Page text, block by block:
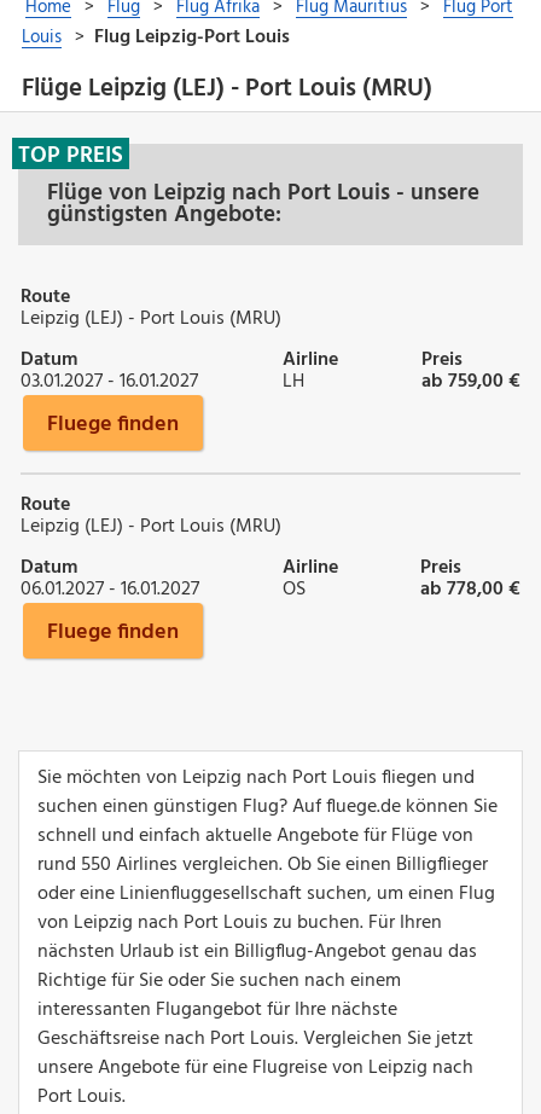
Flüge Leipzig (LEJ) - Port Louis (MRU)
Flüge von Leipzig nach Port Louis - unsere
günstigsten Angebote:
TOP PREIS
Route
Leipzig (LEJ) - Port Louis (MRU)
Datum
03.01.2027 - 16.01.2027
Airline
LH
Preis
ab 759,00 €
Fluege finden
Route
Leipzig (LEJ) - Port Louis (MRU)
Datum
06.01.2027 - 16.01.2027
Airline
OS
Preis
ab 778,00 €
Fluege finden
Sie möchten von Leipzig nach Port Louis fliegen und
suchen einen günstigen Flug? Auf fluege.de können Sie
schnell und einfach aktuelle Angebote für Flüge von
rund 550 Airlines vergleichen. Ob Sie einen Billigflieger
oder eine Linienfluggesellschaft suchen, um einen Flug
von Leipzig nach Port Louis zu buchen. Für Ihren
nächsten Urlaub ist ein Billigflug-Angebot genau das
Richtige für Sie oder Sie suchen nach einem
interessanten Flugangebot für Ihre nächste
Geschäftsreise nach Port Louis. Vergleichen Sie jetzt
unsere Angebote für eine Flugreise von Leipzig nach
Port Louis.